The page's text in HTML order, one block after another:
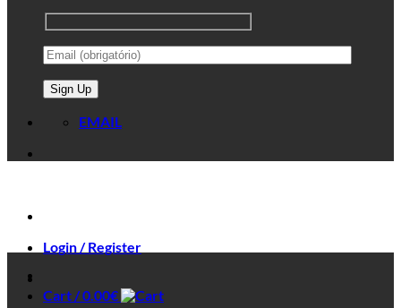
EMAIL
Login / Register
Cart /0.00€